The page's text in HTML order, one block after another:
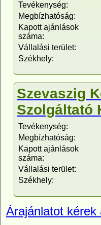
Tevékenység:
Megbízhatóság:
Kapott ajánlások
száma:
Vállalási terület:
Székhely:
Szevaszig
Szolgáltató
Tevékenység:
Megbízhatóság:
Kapott ajánlások
száma:
Vállalási terület:
Székhely:
Árajánlatot kérek